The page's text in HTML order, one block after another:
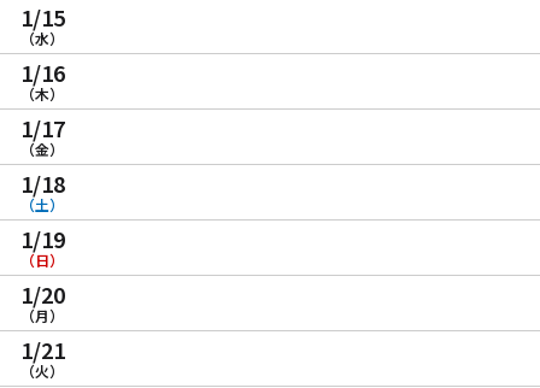
1/15
（水）
1/16
（木）
1/17
（金）
1/18
（土）
1/19
（日）
1/20
（月）
1/21
（火）